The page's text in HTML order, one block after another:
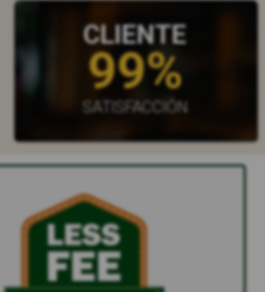
CLIENTE
99%
SATISFACCIÓN